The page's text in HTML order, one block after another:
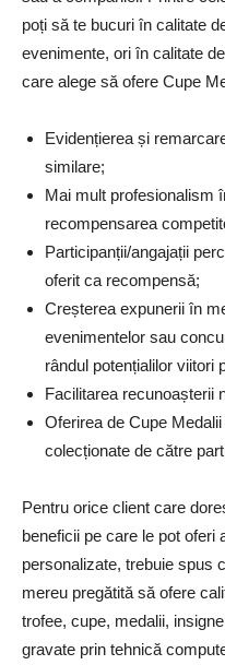
poți să te bucuri în calitate
evenimente, ori în calitate
care alege să ofere Cupe
Evidențierea și
similare;
Mai mult profesionalism
recompensarea
Participanții/angajații
oferit ca recompensă;
Creșterea expunerii în
evenimentelor sau
rândul potențialilor viitori
Facilitarea recunoașterii
Oferirea de Cupe
colecționate de către
Pentru orice client care
beneficii pe care le pot oferi
personalizate, trebuie spus
mereu pregătită să ofere
trofee, cupe, medalii,
gravate prin tehnică